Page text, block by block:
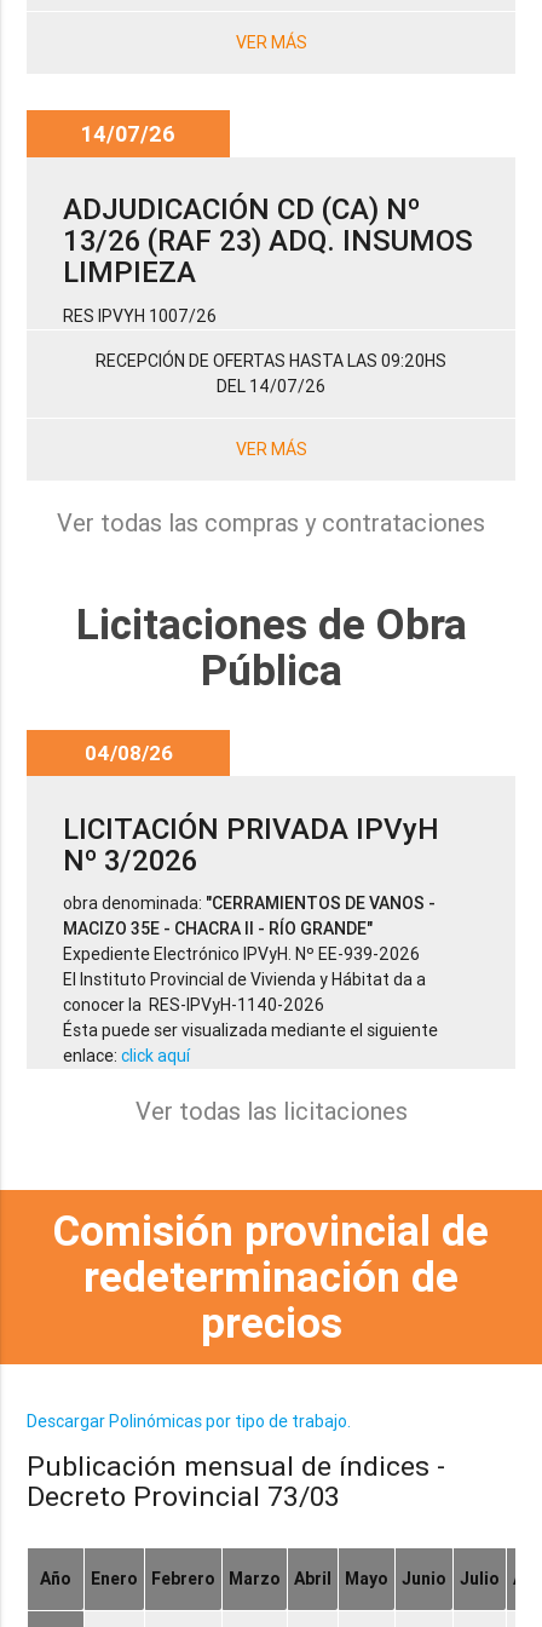
VER MÁS
14/07/26
ADJUDICACIÓN CD (CA) Nº
13/26 (RAF 23) ADQ. INSUMOS
LIMPIEZA
RES IPVYH 1007/26
RECEPCIÓN DE OFERTAS HASTA LAS 09:20HS
DEL 14/07/26
VER MÁS
Ver todas las compras y contrataciones
Licitaciones de Obra
Pública
04/08/26
LICITACIÓN PRIVADA IPVyH
Nº 3/2026
obra denominada: "CERRAMIENTOS DE VANOS -
MACIZO 35E - CHACRA II - RÍO GRANDE"
Expediente Electrónico IPVyH. Nº EE-939-2026
El Instituto Provincial de Vivienda y Hábitat da a
conocer la RES-IPVyH-1140-2026
Ésta puede ser visualizada mediante el siguiente
enlace:click aquí
Ver todas las licitaciones
Comisión provincial de
redeterminación de
precios
Descargar Polinómicas por tipo de trabajo.
Publicación mensual de índices -
Decreto Provincial 73/03
Año Enero Febrero Marzo Abril Mayo Junio Julio